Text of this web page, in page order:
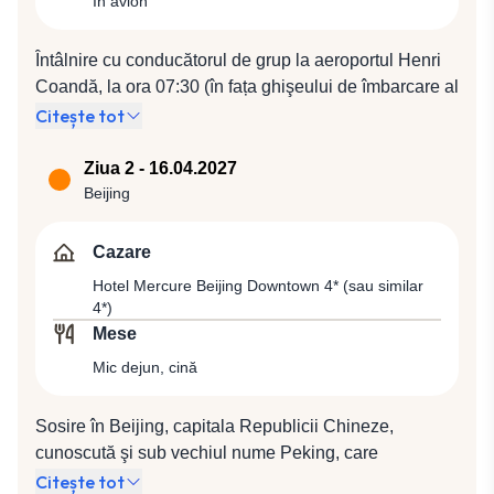
Întâlnire cu conducătorul de grup la aeroportul Henri
Coandă, la ora 07:30 (în fața ghişeului de îmbarcare al
companiei Turkish Airlines). Plecare spre Istanbul cu
11:05), de unde vom pleca spre Beijing cu compania
Turkish Airlines, zbor TK 196 (16:00 / 05:50).
Citește tot
Ziua 2 - 16.04.2027
Beijing
Cazare
Hotel Mercure Beijing Downtown 4* (sau similar
4*)
Mese
Mic dejun, cină
Sosire în Beijing, capitala Republicii Chineze,
cunoscută şi sub vechiul nume Peking, care
adăposteşte peste 17 milioane de locuitori. Oraşul
Citește tot